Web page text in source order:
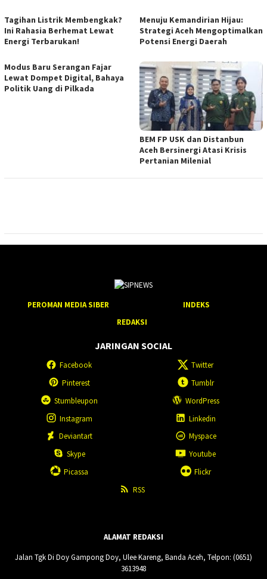
Tagihan Listrik Membengkak?
Ini Rahasia Berhemat Lewat
Energi Terbarukan!
Menuju Kemandirian Hijau:
Strategi Aceh Mengoptimalkan
Potensi Energi Daerah
Modus Baru Serangan Fajar
Lewat Dompet Digital, Bahaya
Politik Uang di Pilkada
BEM FP USK dan Distanbun
Aceh Bersinergi Atasi Krisis
Pertanian Milenial
PEROMAN MEDIA SIBER
INDEKS
REDAKSI
JARINGAN SOCIAL
Facebook
Twitter
Pinterest
Tumblr
Stumbleupon
WordPress
Instagram
Linkedin
Deviantart
Myspace
Skype
Youtube
Picassa
Flickr
RSS
ALAMAT REDAKSI
Jalan Tgk Di Doy Gampong Doy, Ulee Kareng, Banda Aceh, Telpon: (0651)
3613948